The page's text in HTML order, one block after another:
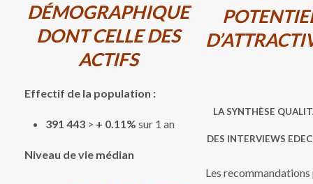
DÉMOGRAPHIQUE
DONT CELLE DES
ACTIFS
Effectif de la population :
391 443 > + 0.11% sur 1 an
Niveau de vie médian
LA SYNTHÈSE
DES INTERVIEWS
Les